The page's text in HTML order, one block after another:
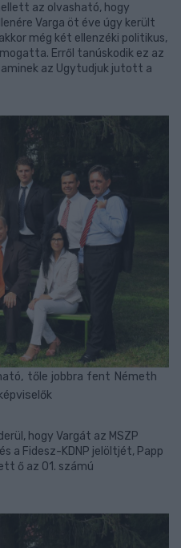
az olvasható, hogy
Varga öt éve úgy került
még két ellenzéki politikus,
Erről tanúskodik ez az
az Ugytudjuk jutott a
tőle jobbra fent Németh
hogy Vargát az MSZP
a Fidesz-KDNP jelöltjét, Papp
ő az 01. számú